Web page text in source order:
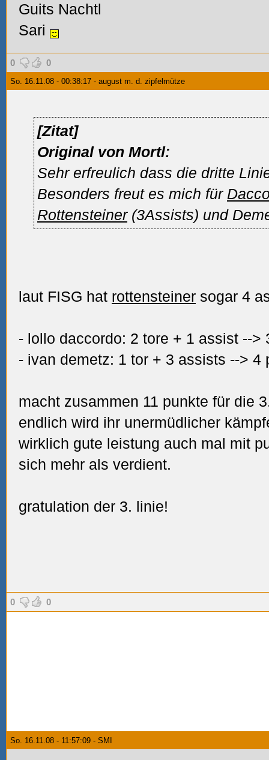
Guits Nachtl
Sari
0 0
So. 16.11.08 - 00:38:17 - august m. d. zipfelmütze
[Zitat]
Original von Mortl:
Sehr erfreulich dass die dritte
Besonders freut es mich für
Rottensteiner(3Assists) und
laut FISG hat rottensteiner sogar 4
- lollo daccordo: 2 tore + 1 assist -->
- ivan demetz: 1 tor + 3 assists --> 4
macht zusammen 11 punkte für die
endlich wird ihr unermüdlicher
wirklich gute leistung auch mal mit
sich mehr als verdient.
gratulation der 3. linie!
0 0
So. 16.11.08 - 11:57:09 - SMI